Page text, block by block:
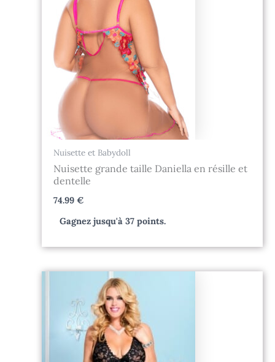
Nuisette et Babydoll
Nuisette grande taille Daniella en résille et
dentelle
74.99€
Gagnez jusqu'à 37 points.